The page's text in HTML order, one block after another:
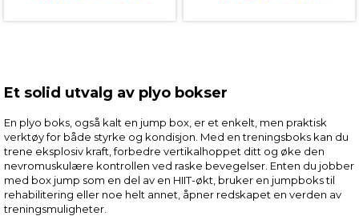
Et solid utvalg av plyo bokser
En plyo boks, også kalt en jump box, er et enkelt, men praktisk
verktøy for både styrke og kondisjon. Med en treningsboks kan du
trene eksplosiv kraft, forbedre vertikalhoppet ditt og øke den
nevromuskulære kontrollen ved raske bevegelser. Enten du jobber
med box jump som en del av en HIIT-økt, bruker en jumpboks til
rehabilitering eller noe helt annet, åpner redskapet en verden av
treningsmuligheter.